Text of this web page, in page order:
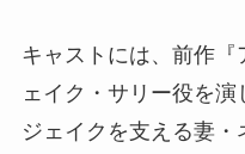
キャストには、前作
ェイク・サリー役を演
ジェイクを支える妻・